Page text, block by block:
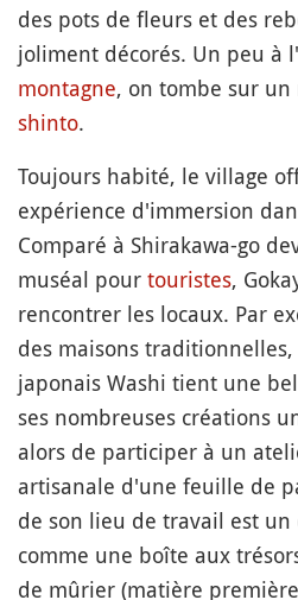
des pots de fleurs et des
joliment décorés. Un peu à
montagne, on tombe sur un
shinto.
Toujours habité, le village
expérience d'immersion
Comparé à Shirakawa-go
muséal pour touristes,
rencontrer les locaux. Par
des maisons
japonais Washi tient une
ses nombreuses créations
alors de participer à un
artisanale d'une feuille de
de son lieu de travail est
comme une boîte aux
de mûrier (matière